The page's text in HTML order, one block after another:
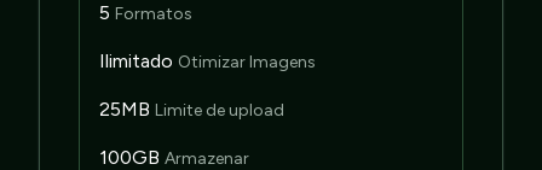
5 Formatos
Ilimitado Otimizar Imagens
25MB Limite de upload
100GB Armazenar